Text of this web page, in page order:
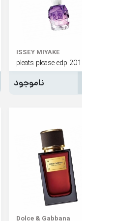
ISSEY MIYAKE
pleats please edp
narciso rodriguez for her l'absolu
Dolce & Gabbana